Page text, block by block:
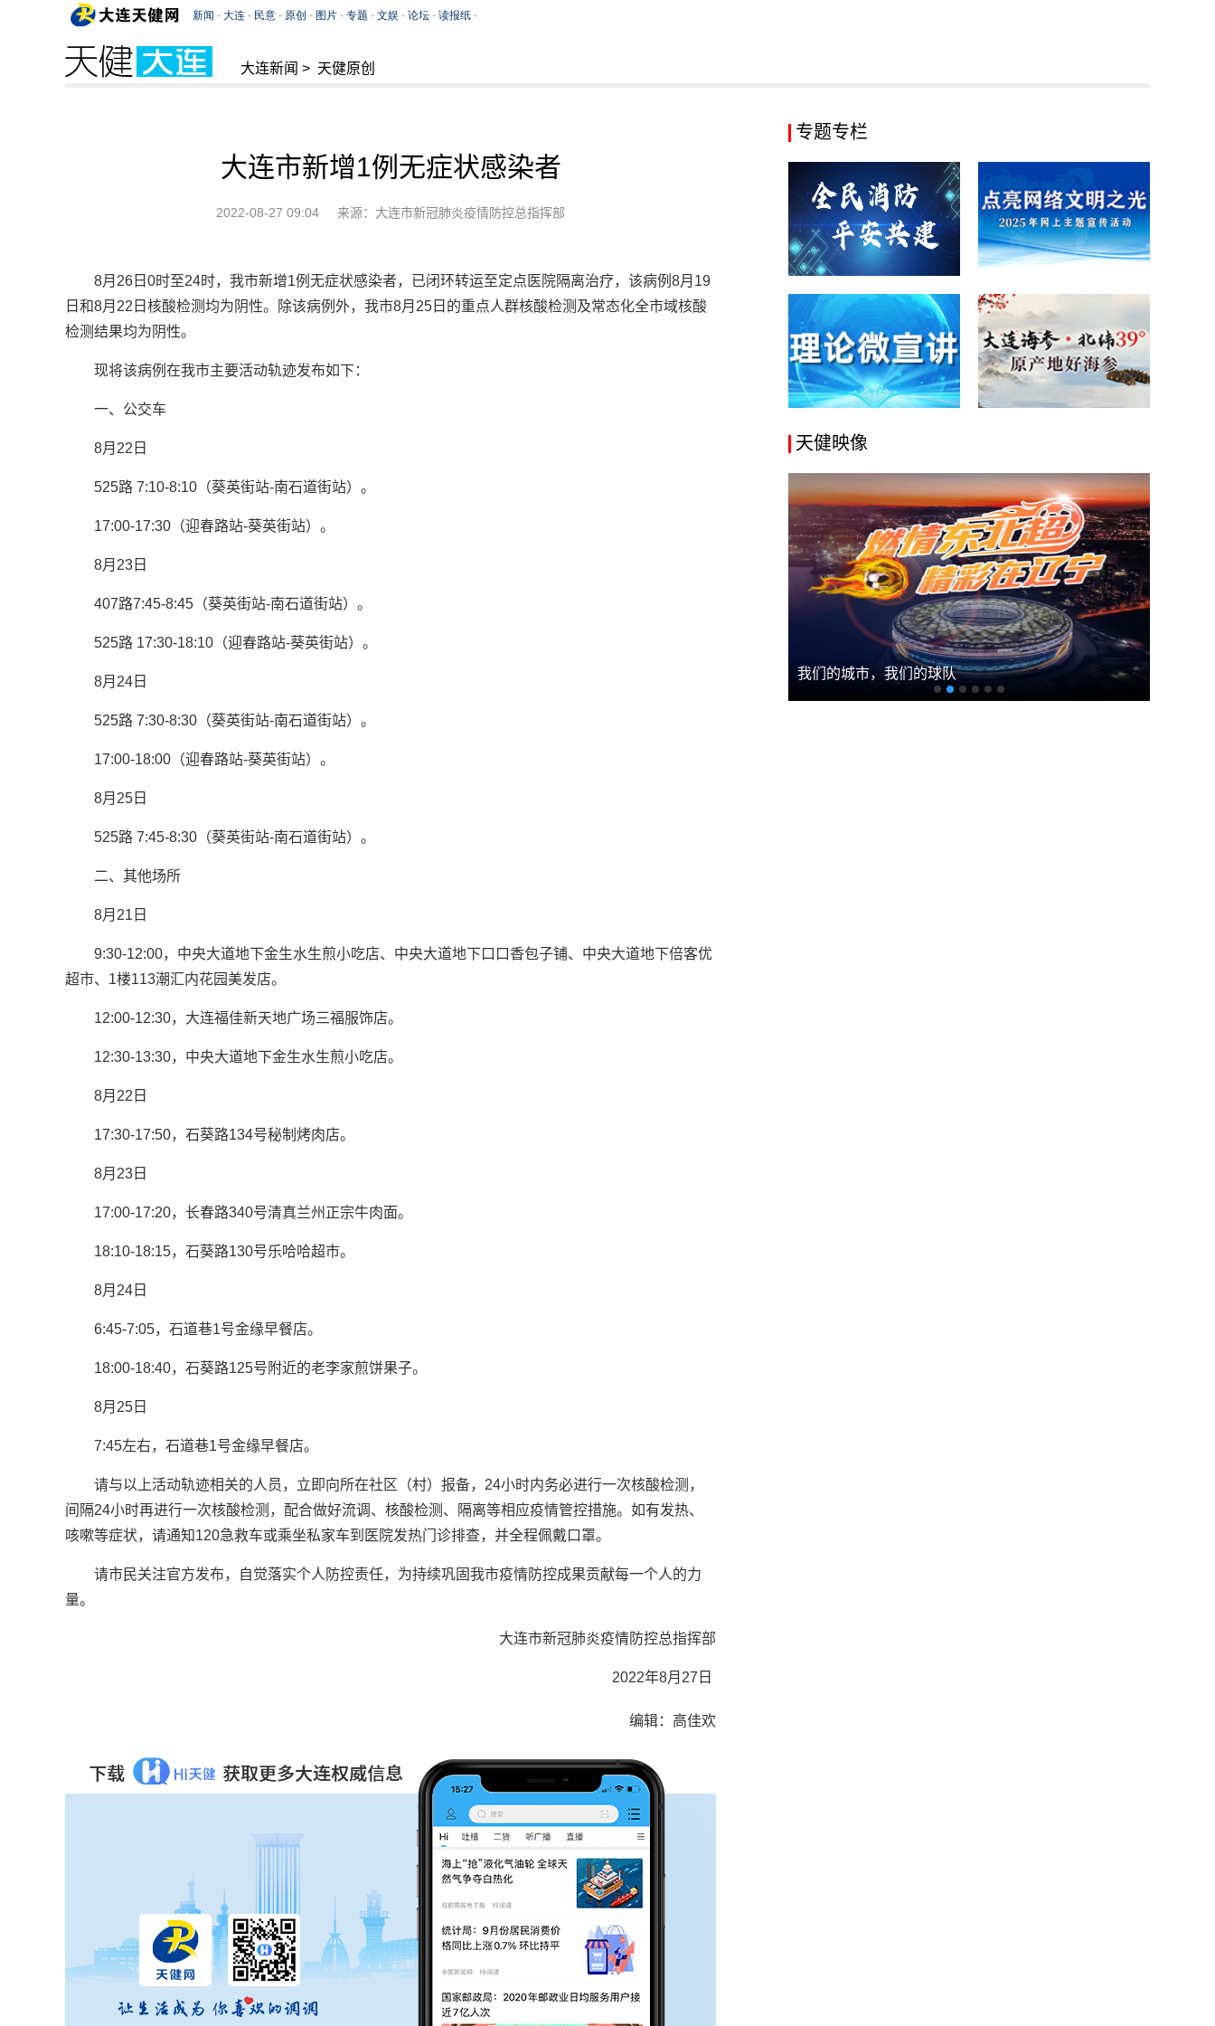
大连新闻 > 天健原创
大连市新增1例无症状感染者
2022-08-27 09:04 来源：大连市新冠肺炎疫情防控总指挥部
8月26日0时至24时，我市新增1例无症状感染者，已闭环转运至定点医院隔离治疗，该病例8月19
日和8月22日核酸检测均为阴性。除该病例外，我市8月25日的重点人群核酸检测及常态化全市域核酸
检测结果均为阴性。
现将该病例在我市主要活动轨迹发布如下：
一、公交车
8月22日
525路 7:10-8:10（葵英街站-南石道街站）。
17:00-17:30（迎春路站-葵英街站）。
8月23日
407路7:45-8:45（葵英街站-南石道街站）。
525路 17:30-18:10（迎春路站-葵英街站）。
8月24日
525路 7:30-8:30（葵英街站-南石道街站）。
17:00-18:00（迎春路站-葵英街站）。
8月25日
525路 7:45-8:30（葵英街站-南石道街站）。
二、其他场所
8月21日
9:30-12:00，中央大道地下金生水生煎小吃店、中央大道地下口口香包子铺、中央大道地下倍客优
超市、1楼113潮汇内花园美发店。
12:00-12:30，大连福佳新天地广场三福服饰店。
12:30-13:30，中央大道地下金生水生煎小吃店。
8月22日
17:30-17:50，石葵路134号秘制烤肉店。
8月23日
17:00-17:20，长春路340号清真兰州正宗牛肉面。
18:10-18:15，石葵路130号乐哈哈超市。
8月24日
6:45-7:05，石道巷1号金缘早餐店。
18:00-18:40，石葵路125号附近的老李家煎饼果子。
8月25日
7:45左右，石道巷1号金缘早餐店。
请与以上活动轨迹相关的人员，立即向所在社区（村）报备，24小时内务必进行一次核酸检测，
间隔24小时再进行一次核酸检测，配合做好流调、核酸检测、隔离等相应疫情管控措施。如有发热、
咳嗽等症状，请通知120急救车或乘坐私家车到医院发热门诊排查，并全程佩戴口罩。
请市民关注官方发布，自觉落实个人防控责任，为持续巩固我市疫情防控成果贡献每一个人的力
量。
大连市新冠肺炎疫情防控总指挥部
2022年8月27日
编辑：高佳欢